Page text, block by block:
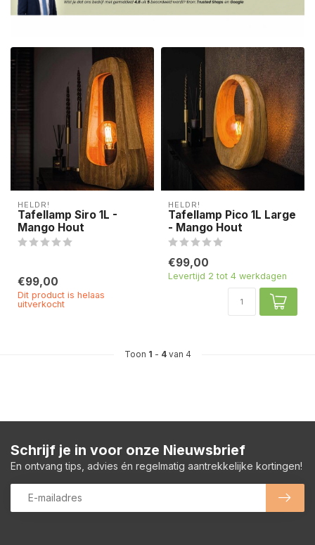
HELDR!
Tafellamp Siro 1L -
Mango Hout
€99,00
Dit product is helaas
uitverkocht
HELDR!
Tafellamp Pico 1L Large
- Mango Hout
€99,00
Levertijd 2 tot 4 werkdagen
Toon 1 - 4van 4
Schrijf je in voor onze Nieuwsbrief
En ontvang tips, advies én regelmatig aantrekkelijke kortingen!